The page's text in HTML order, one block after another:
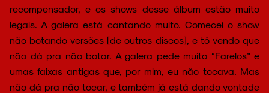
recompensador, e os shows desse álbum estão muito
legais. A galera está cantando muito. Comecei o show
não botando versões [de outros discos], e tô vendo que
não dá pra não botar. A galera pede muito “Farelos” e
umas faixas antigas que, por mim, eu não tocava. Mas
não dá pra não tocar, e também já está dando vontade